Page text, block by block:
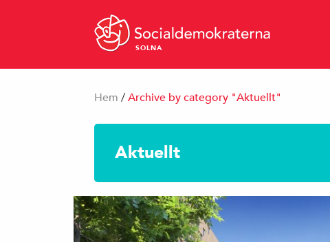
SOLNA
Hem / Archive by category "Aktuellt"
Aktuellt